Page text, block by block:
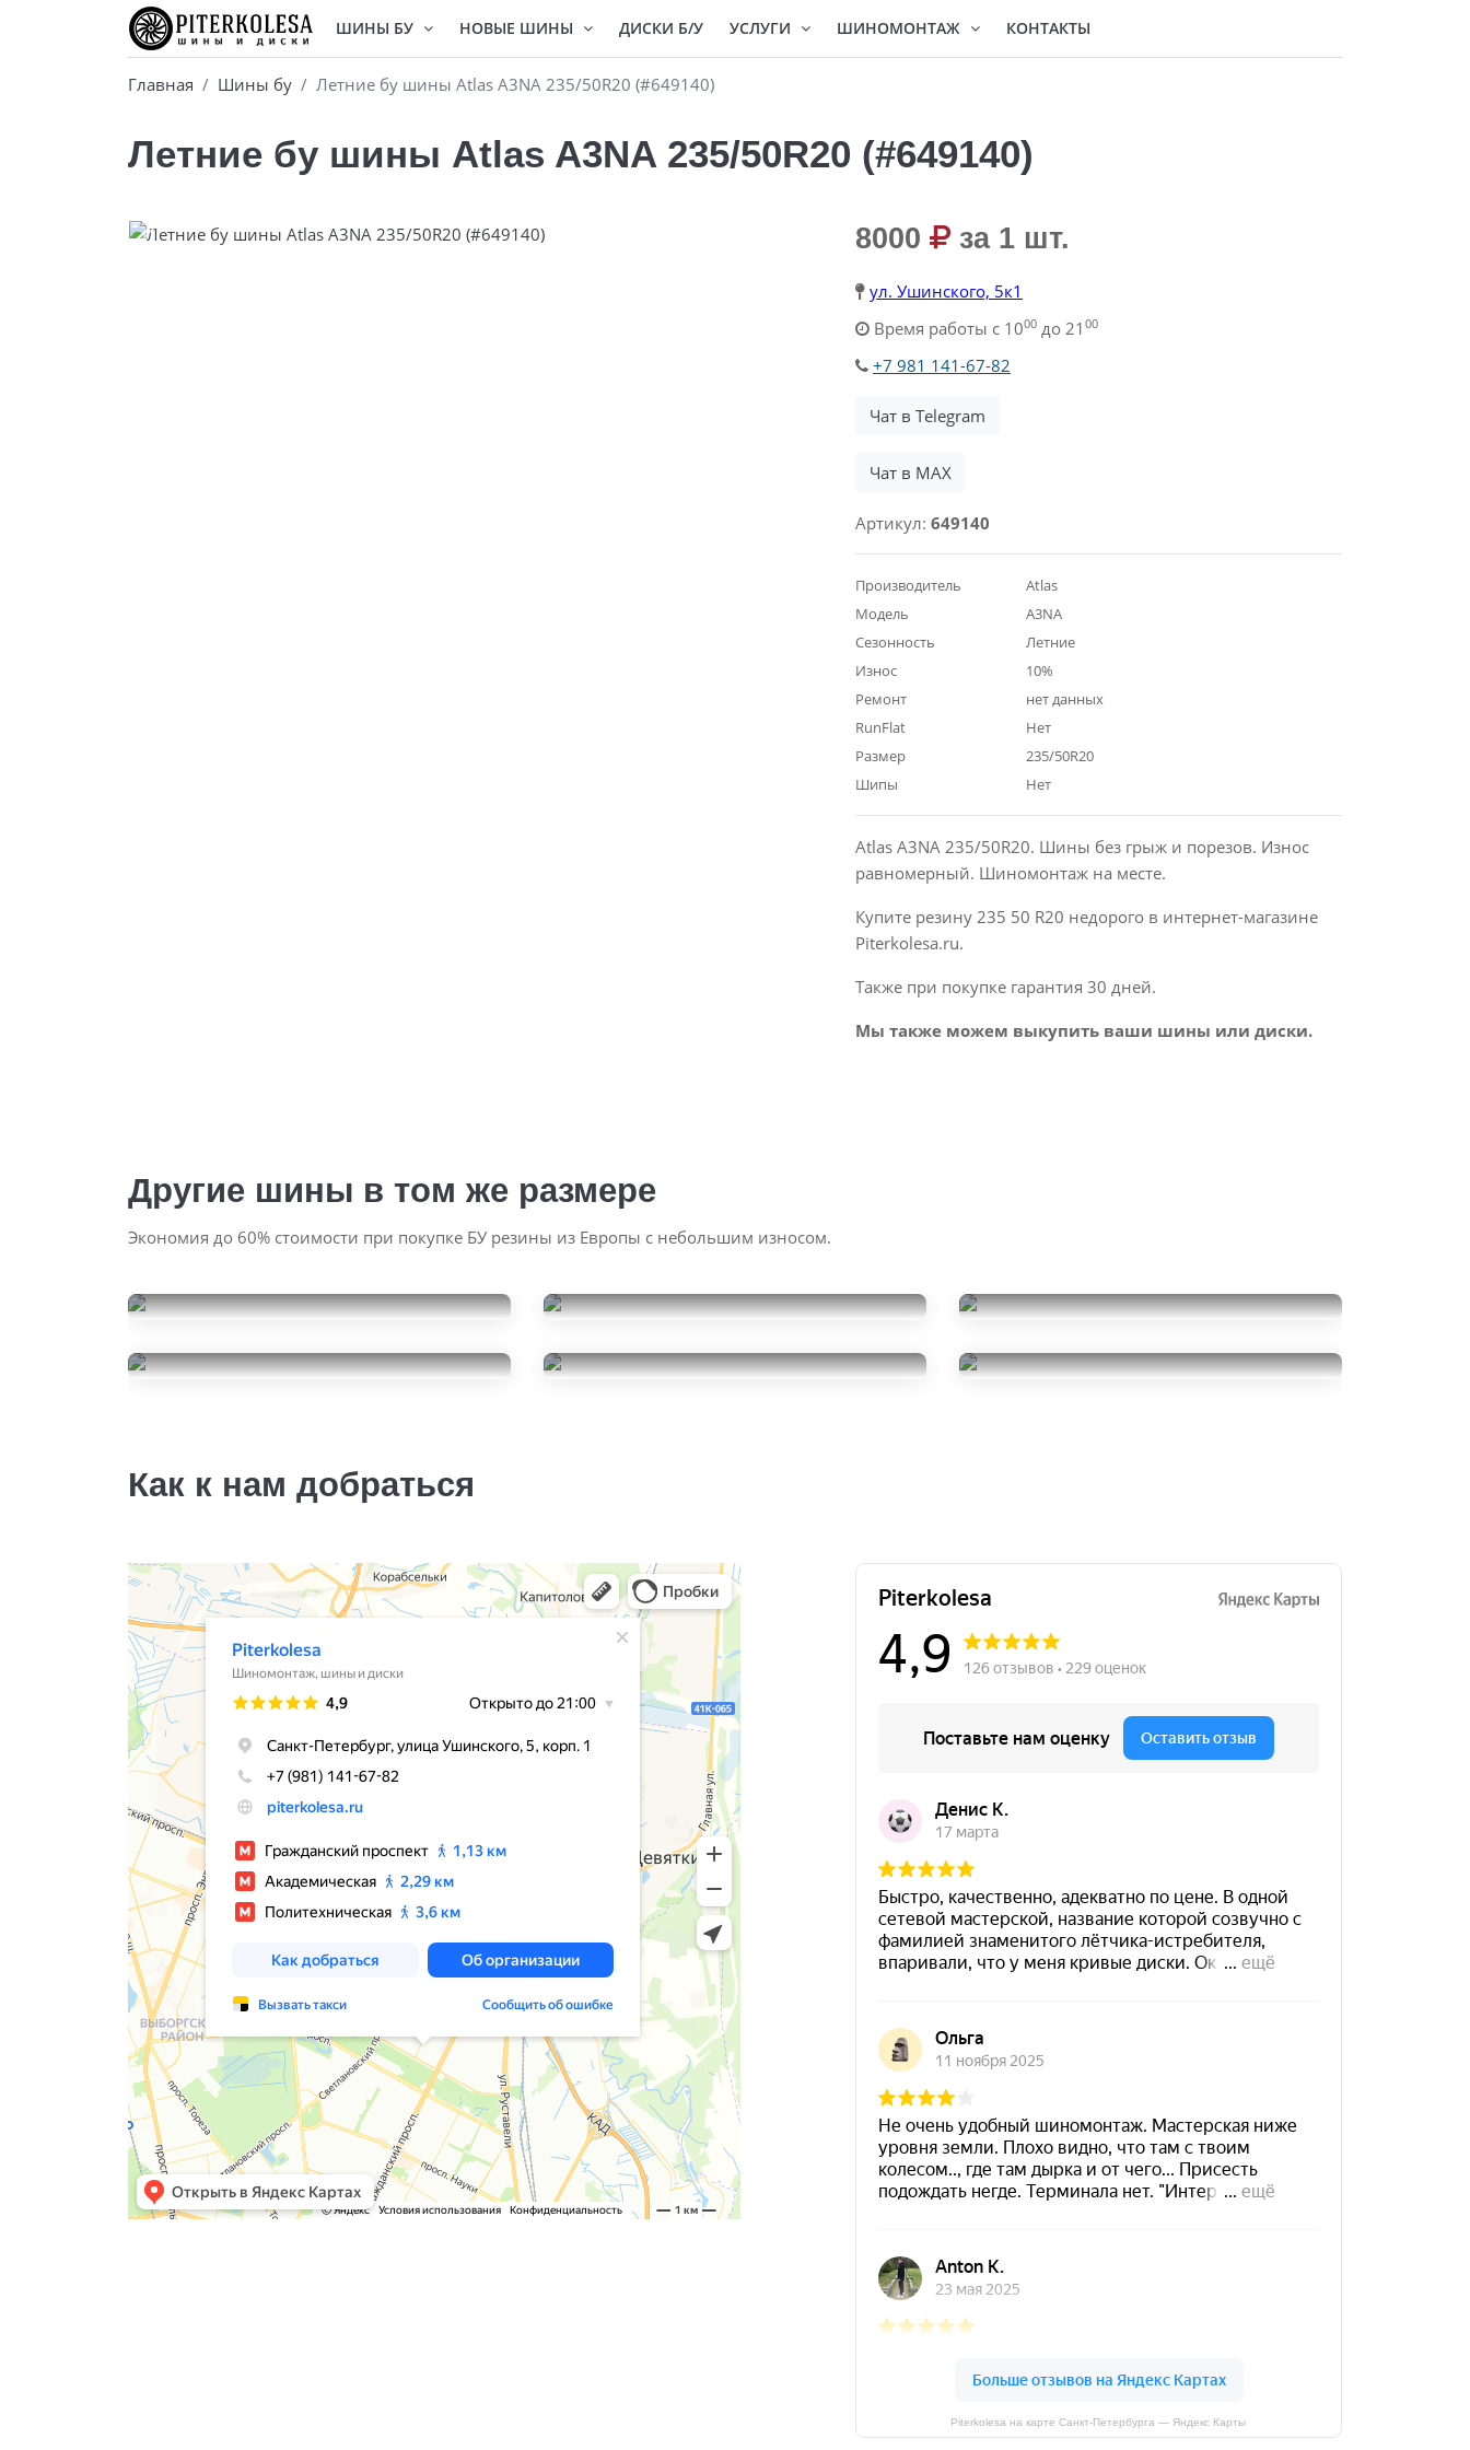
ШИНЫ БУ НОВЫЕ ШИНЫ ДИСКИ Б/У УСЛУГИ ШИНОМОНТАЖ КОНТАКТЫ
Главная Шины бу Летние бу шины Atlas A3NA 235/50R20 (#649140)
Летние бу шины Atlas A3NA 235/50R20 (#649140)
8000 за 1 шт.
ул. Ушинского, 5к1
Время работы с 1000до 21 00
+7 981 141-67-82
Чат в Telegram
Чат в MAX
Артикул: 649140
Производитель
Atlas
Модель
A3NA
Сезонность
Летние
Износ
10%
Ремонт
нет данных
RunFlat
Нет
Размер
235/50R20
Шипы
Нет
Atlas A3NA 235/50R20. Шины без грыж и порезов. Износ
равномерный. Шиномонтаж на месте.
Купите резину 235 50 R20 недорого в интернет-магазине
Piterkolesa.ru.
Также при покупке гарантия 30 дней.
Мы также можем выкупить ваши шины или диски.
Другие шины в том же размере
Экономия до 60% стоимости при покупке БУ резины из Европы с небольшим износом.
235/50R20
235/50R20
235/50R20
Как к нам добраться
Piterkolesa на карте Санкт‑Петербурга — Яндекс Карты